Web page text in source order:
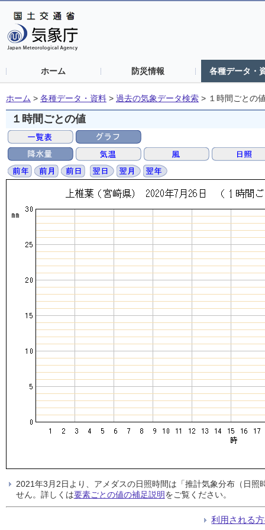
ホーム 防災情報 各種データ・
ホーム > 各種データ・資料 > 過去の気象データ検索 > １時間ごとの
１時間ごとの値
2021年3月2日より、アメダスの日照時間は「推計気象分布（日
せん。詳しくは要素ごとの値の補足説明をご覧ください。
利用される